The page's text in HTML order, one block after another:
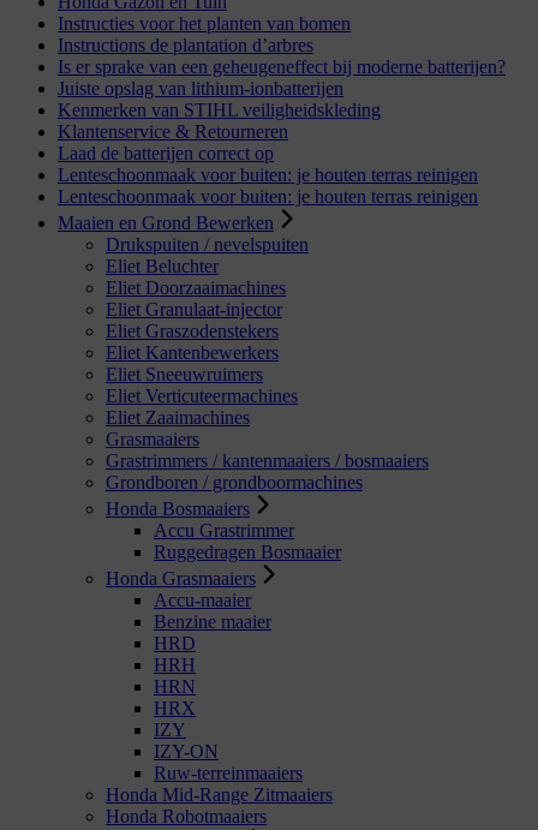
Instructies voor het planten van bomen
Instructions de plantation d’arbres
Is er sprake van een geheugeneffect bij moderne batterijen?
Juiste opslag van lithium-ionbatterijen
Kenmerken van STIHL veiligheidskleding
Klantenservice & Retourneren
Laad de batterijen correct op
Lenteschoonmaak voor buiten: je houten terras reinigen
Lenteschoonmaak voor buiten: je houten terras reinigen
Maaien en Grond Bewerken
Drukspuiten / nevelspuiten
Eliet Beluchter
Eliet Doorzaaimachines
Eliet Granulaat-injector
Eliet Graszodenstekers
Eliet Kantenbewerkers
Eliet Sneeuwruimers
Eliet Verticuteermachines
Eliet Zaaimachines
Grasmaaiers
Grastrimmers / kantenmaaiers / bosmaaiers
Grondboren / grondboormachines
Honda Bosmaaiers
Accu Grastrimmer
Ruggedragen Bosmaaier
Honda Grasmaaiers
Accu-maaier
Benzine maaier
HRD
HRH
HRN
HRX
IZY
IZY-ON
Ruw-terreinmaaiers
Honda Mid-Range Zitmaaiers
Honda Robotmaaiers